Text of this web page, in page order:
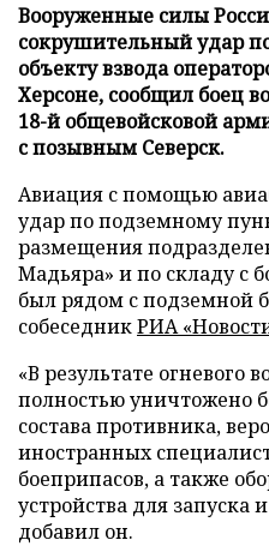
Вооруженные силы
сокрушительный удар
объекту взвода
Херсоне, сообщил боец
18-й общевойсковой
с позывным Северск.
Авиация с помощью
удар по подземному
размещения
Мадьяра» и по складу с
был рядом с подземной
собеседникРИА
«В результате огневого
полностью уничтожено
состава противника,
иностранных
боеприпасов, а также
устройства для запуска
добавил он.